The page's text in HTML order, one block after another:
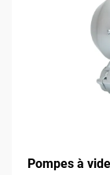
Pompes à